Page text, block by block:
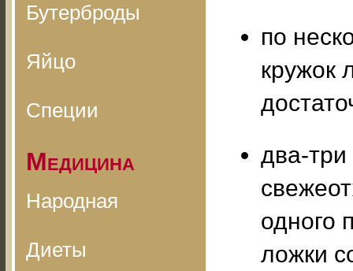
Бутерброды
Яйцо
Специи
Медицина
Народная
Диеты
по
кружок
два-три
одного
ложки